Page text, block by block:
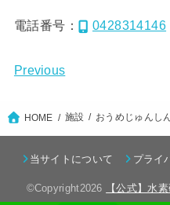
電話番号： 0428314146
Previous
HOME 施設 おうめじゅんし
当サイトについて プライ
©Copyright2026
【公式】水